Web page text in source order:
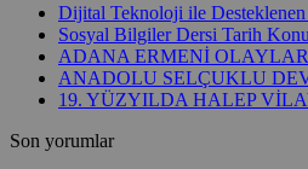
Dijital Teknoloji ile Desteklenen
Sosyal Bilgiler Dersi Tarih
ADANA ERMENİ
ANADOLU SELÇUKLU
19. YÜZYILDA HALEP
Son yorumlar